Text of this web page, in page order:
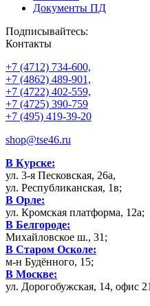
Документы ПД
Подписывайтесь:
Контакты
+7 (4712) 734-600,
+7 (4862) 489-901,
+7 (4722) 402-559,
+7 (4725) 390-759
+7 (495) 419-39-20
shop@tse46.ru
В Курске:
ул. 3-я Песковская, 26а,
ул. Республиканская, 1в;
В Орле:
ул. Кромская платформа, 12а;
В Белгороде:
Михайловское ш., 31;
В Старом Осколе:
м-н Будённого, 15;
В Москве:
ул. Дорогобужская, 14, офис